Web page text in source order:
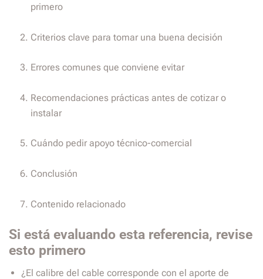
primero
Criterios clave para tomar una buena decisión
Errores comunes que conviene evitar
Recomendaciones prácticas antes de cotizar o
instalar
Cuándo pedir apoyo técnico-comercial
Conclusión
Contenido relacionado
Si está evaluando esta referencia, revise
esto primero
¿El calibre del cable corresponde con el aporte de